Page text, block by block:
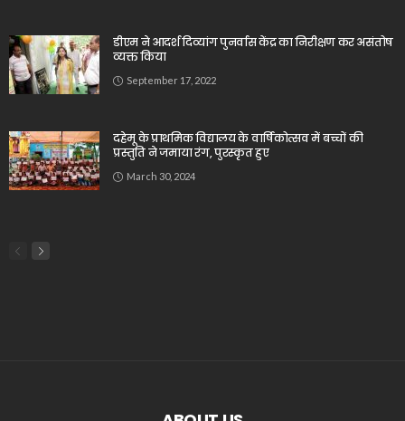
डीएम ने आदर्श दिव्यांग पुनर्वास केंद्र का निरीक्षण कर असंतोष
व्यक्त किया
September 17, 2022
दहेमू के प्राथमिक विद्यालय के वार्षिकोत्सव में बच्चों की
प्रस्तुति ने जमाया रंग, पुरस्कृत हुए
March 30, 2024